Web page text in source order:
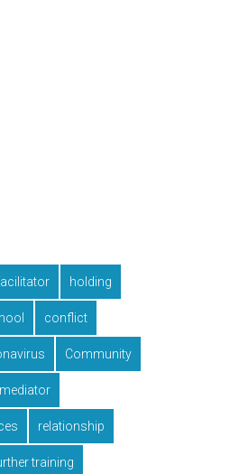
holding
conflict
Community
mediator
relationship
training